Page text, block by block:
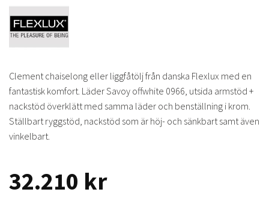
Clement chaiselong eller liggfåtölj från danska Flexlux med en
fantastisk komfort. Läder Savoy offwhite 0966, utsida armstöd +
nackstöd överklätt med samma läder och benställning i krom.
Ställbart ryggstöd, nackstöd som är höj- och sänkbart samt även
vinkelbart.
32.210 kr